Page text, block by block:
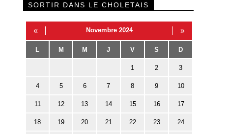
SORTIR DANS LE CHOLETAIS
« Novembre 2024 »
L M M J V S D
1 2 3
4 5 6 7 8 9 10
11 12 13 14 15 16 17
18 19 20 21 22 23 24